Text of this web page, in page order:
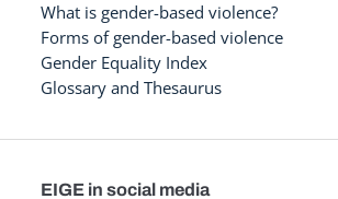
What is gender-based violence?
Forms of gender-based violence
Gender Equality Index
Glossary and Thesaurus
EIGE in social media